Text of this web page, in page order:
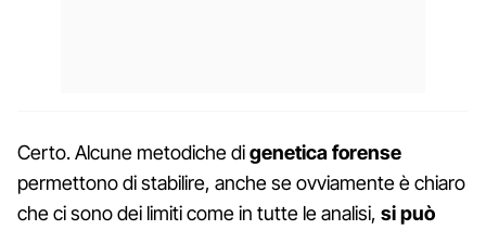
Certo. Alcune metodiche digenetica forense
permettono di stabilire, anche se ovviamente è chiaro
che ci sono dei limiti come in tutte le analisi, si può